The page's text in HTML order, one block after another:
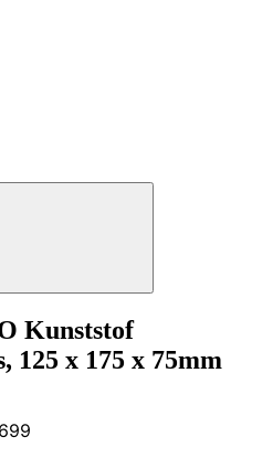
Kunststof
125 x 175 x 75mm